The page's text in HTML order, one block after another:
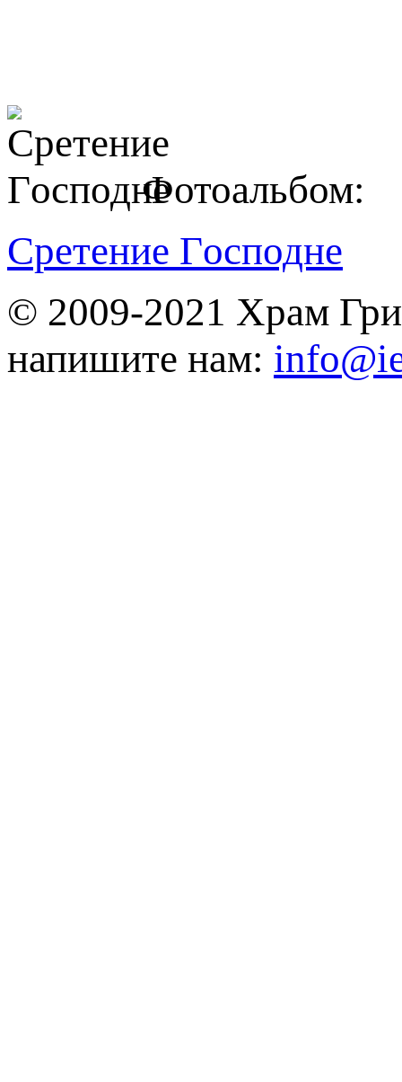
Фотоальбом:
Сpeтeниe Гoсподне
© 2009-2021 Храм
напишите нам: